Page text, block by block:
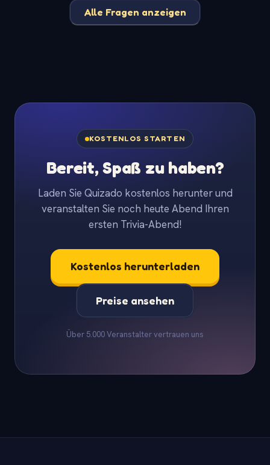
Alle Fragen anzeigen
KOSTENLOS STARTEN
Bereit, Spaß zu haben?
Laden Sie Quizado kostenlos herunter und
veranstalten Sie noch heute Abend Ihren
ersten Trivia-Abend!
Kostenlos herunterladen
Preise ansehen
Über 5.000 Veranstalter vertrauen uns